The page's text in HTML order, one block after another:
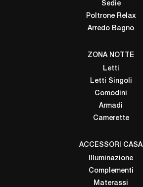
Sedie
Poltrone Relax
Arredo Bagno
ZONA NOTTE
Letti
Letti Singoli
Comodini
Armadi
Camerette
ACCESSORI CASA
Illuminazione
Complementi
Materassi